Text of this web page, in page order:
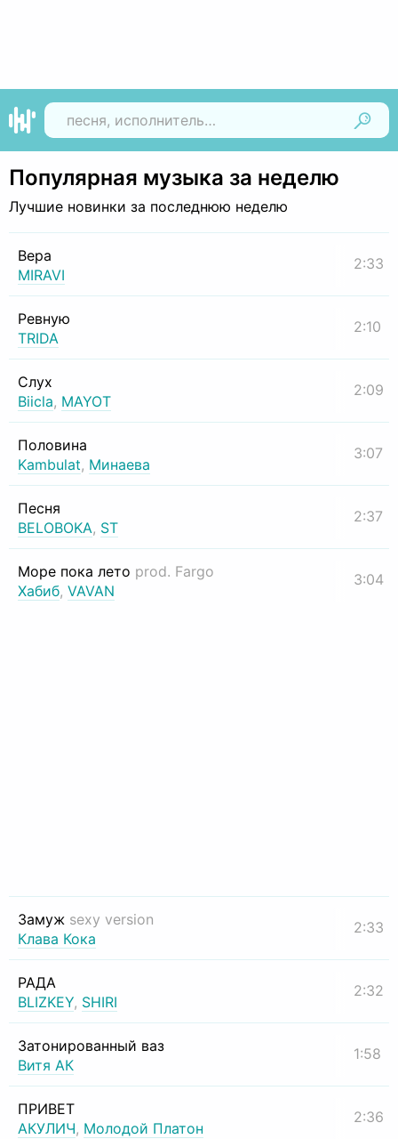
Популярная музыка за неделю
Лучшие новинки за последнюю неделю
Вера
MIRAVI
2:33
Ревную
TRIDA
2:10
Слух
Biicla, MAYOT
2:09
Половина
Kambulat, Минаева
3:07
Песня
BELOBOKA, ST
2:37
Море пока лето prod. Fargo
Хабиб, VAVAN
3:04
Замуж sexy version
Клава Кока
2:33
РАДА
BLIZKEY, SHIRI
2:32
Затонированный ваз
Витя АК
1:58
ПРИВЕТ
АКУЛИЧ, Молодой Платон
2:36